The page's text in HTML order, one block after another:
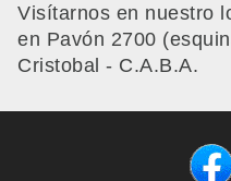
Visítarnos en nuestro
en Pavón 2700
Cristobal - C.A.B.A.